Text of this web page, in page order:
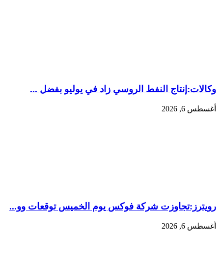
وكالات:‏إنتاج النفط الروسي زاد في يوليو بفضل ...
أغسطس 6, 2026
رويترز:‏تجاوزت شركة فوكس يوم الخميس توقعات وو...
أغسطس 6, 2026